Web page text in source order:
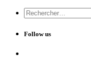
Follow us